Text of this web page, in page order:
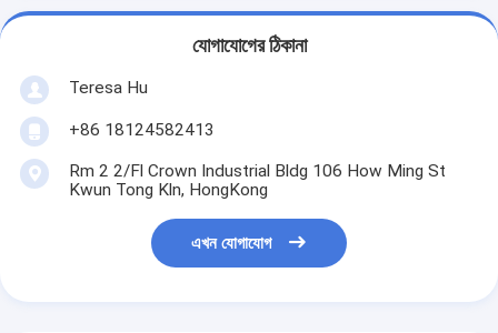
যোগাযোগের ঠিকানা
Teresa Hu
+86 18124582413
Rm 2 2/Fl Crown Industrial Bldg 106 How Ming St
Kwun Tong Kln, HongKong
এখন যোগাযোগ